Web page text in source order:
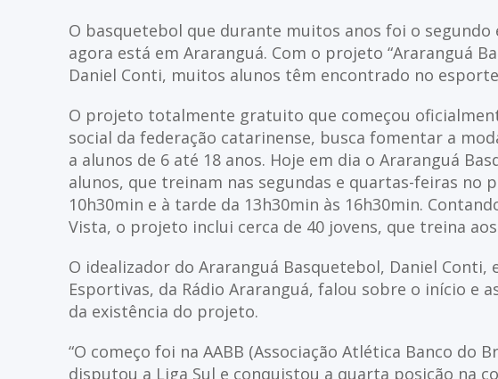
O basquetebol que durante muitos anos foi o
agora está em Araranguá. Com o projeto “Araranguá
Daniel Conti, muitos alunos têm encontrado no
O projeto totalmente gratuito que começou
social da federação catarinense, busca fomentar a
a alunos de 6 até 18 anos. Hoje em dia o Araranguá
alunos, que treinam nas segundas e quartas-feiras no
10h30min e à tarde da 13h30min às 16h30min.
Vista, o projeto inclui cerca de 40 jovens, que treina
O idealizador do Araranguá Basquetebol, Daniel
Esportivas, da Rádio Araranguá, falou sobre o início e
da existência do projeto.
“O começo foi na AABB (Associação Atlética Banco do
disputou a Liga Sul e conquistou a quarta posição na